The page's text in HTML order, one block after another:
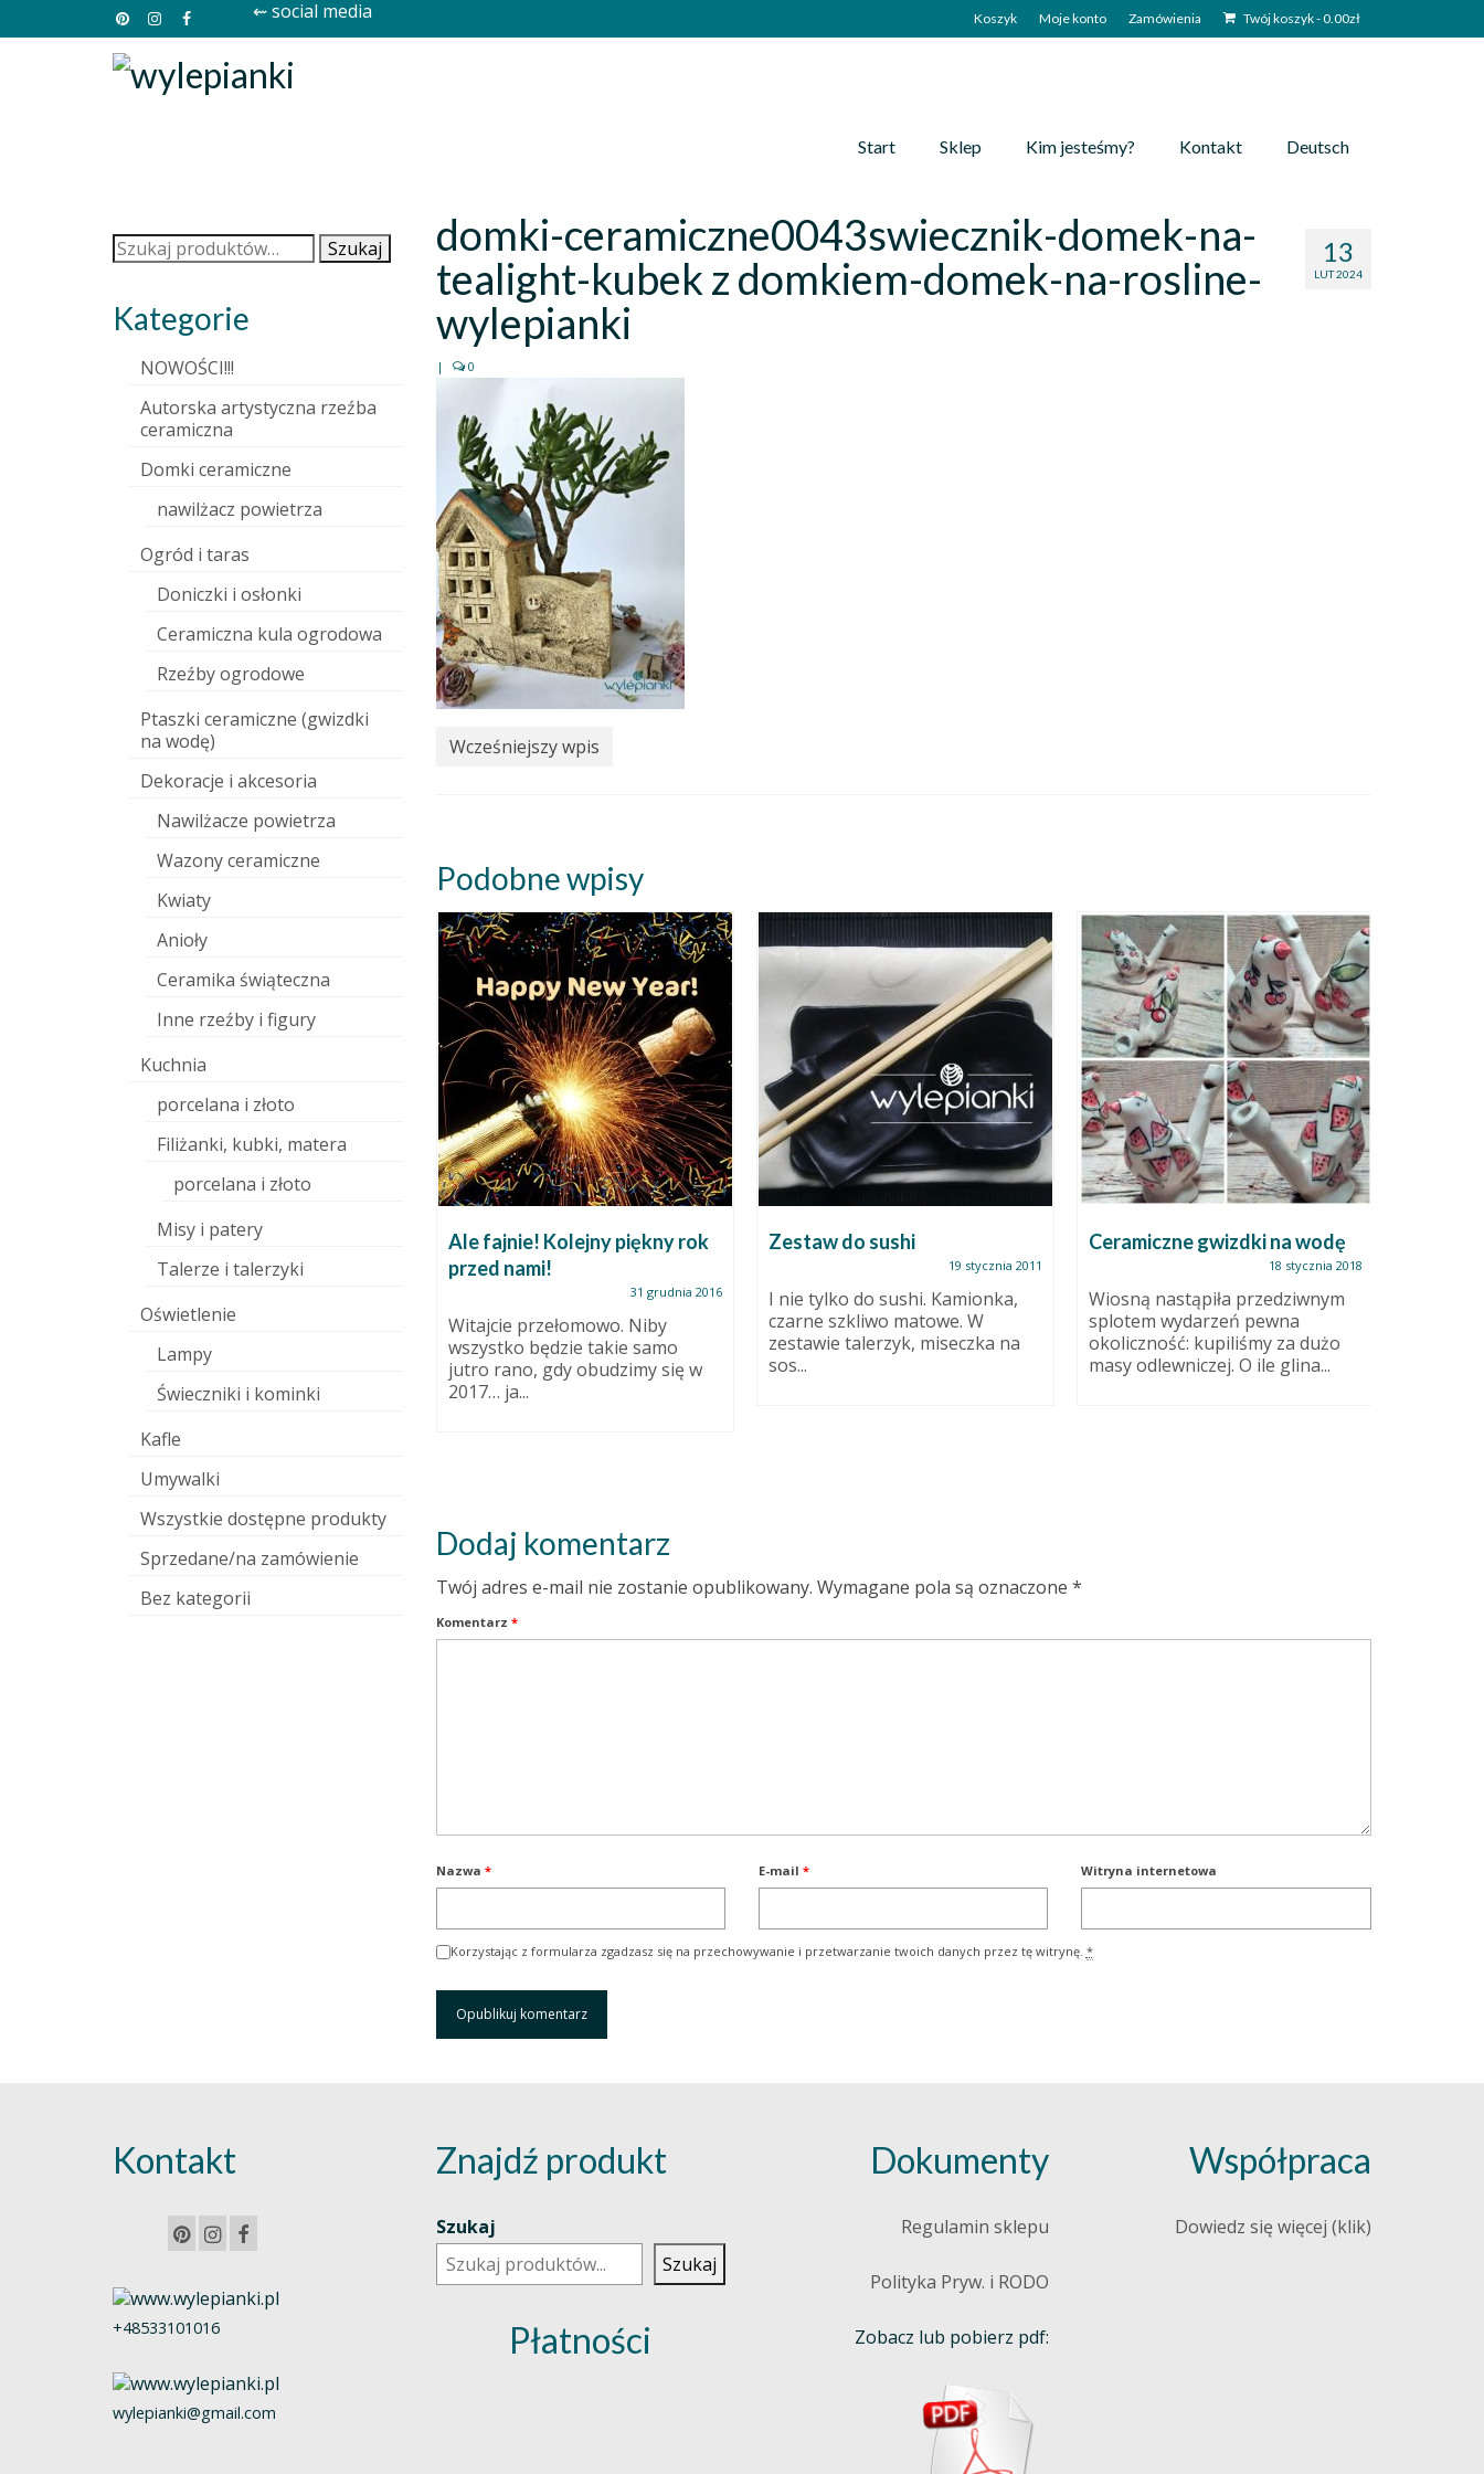
Koszyk Moje konto Zamówienia Twój koszyk-0.00zł
⇜ social media
Start Sklep Kim jesteśmy? Kontakt Deutsch
13
LUT 2024
domki-ceramiczne0043swiecznik-domek-na-
tealight-kubek z domkiem-domek-na-rosline-
wylepianki
| 0
Wcześniejszy wpis
Podobne wpisy
DIY: Piec papierowy do wypału
ceramiki
Dziś opowiem o tym zrobić
własnoręcznie papierowy piec
plenerowy. Z doświadczenia
wiem, że największą
Ale fajnie! Kolejny piękny rok
przed nami!
31 grudnia 2016
Witajcie przełomowo. Niby
wszystko będzie takie samo
jutro rano, gdy obudzimy się w
2017… ja...
Zestaw do sushi
19 stycznia 2011
I nie tylko do sushi. Kamionka,
czarne szkliwo matowe. W
zestawie talerzyk, miseczka na
sos...
Ceramiczne gwizdki na wodę
18 stycznia 2018
Wiosną nastąpiła przedziwnym
splotem wydarzeń pewna
okoliczność: kupiliśmy za dużo
masy odlewniczej. O ile glina...
Dodaj komentarz
Twój adres e-mail nie zostanie opublikowany. Wymagane pola są oznaczone *
Komentarz *
Nazwa * E-mail * Witryna internetowa
Korzystając z formularza zgadzasz się na przechowywanie i przetwarzanie twoich danych przez tę witrynę. *
Szukaj: Szukaj
Kategorie
NOWOŚCI!!!
Autorska artystyczna rzeźba
ceramiczna
Domki ceramiczne
nawilżacz powietrza
Ogród i taras
Doniczki i osłonki
Ceramiczna kula ogrodowa
Rzeźby ogrodowe
Ptaszki ceramiczne (gwizdki
na wodę)
Dekoracje i akcesoria
Nawilżacze powietrza
Wazony ceramiczne
Kwiaty
Anioły
Ceramika świąteczna
Inne rzeźby i figury
Kuchnia
porcelana i złoto
Filiżanki, kubki, matera
porcelana i złoto
Misy i patery
Talerze i talerzyki
Oświetlenie
Lampy
Świeczniki i kominki
Kafle
Umywalki
Wszystkie dostępne produkty
Sprzedane/na zamówienie
Bez kategorii
Kontakt
+48533101016
wylepianki@gmail.com
Znajdź produkt
Szukaj
Szukaj
Płatności
Dokumenty
Regulamin sklepu
Polityka Pryw. i RODO
Zobacz lub pobierz pdf:
Współpraca
Dowiedz się więcej (klik)